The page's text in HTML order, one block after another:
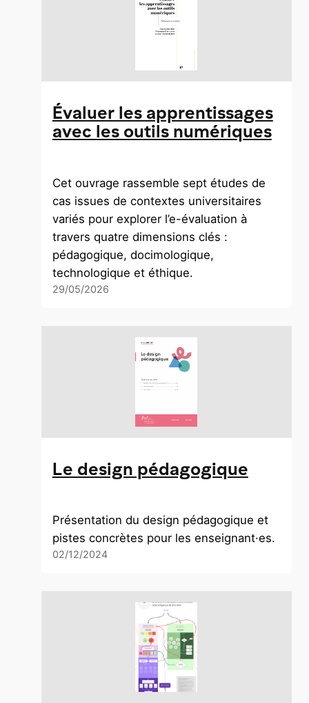
Évaluer les apprentissages
avec les outils numériques
Cet ouvrage rassemble sept études de
cas issues de contextes universitaires
variés pour explorer l’e-évaluation à
travers quatre dimensions clés :
pédagogique, docimologique,
technologique et éthique.
29/05/2026
Le design pédagogique
Présentation du design pédagogique et
pistes concrètes pour les enseignant·es.
02/12/2024